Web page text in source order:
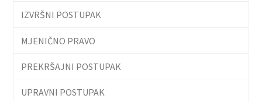
IZVRŠNI POSTUPAK
MJENIČNO PRAVO
PREKRŠAJNI POSTUPAK
UPRAVNI POSTUPAK